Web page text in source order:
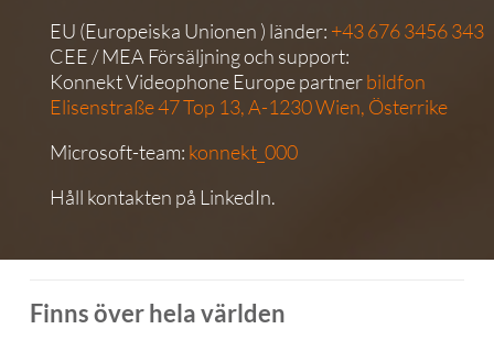
EU (Europeiska Unionen ) länder: +43 676 3456 343
CEE / MEA Försäljning och support:
Konnekt Videophone Europe partnerbildfon
Elisenstraße 47 Top 13, A-1230Wien, Österrike
Microsoft-team: konnekt_000
Håll kontakten på LinkedIn.
Finns över hela världen